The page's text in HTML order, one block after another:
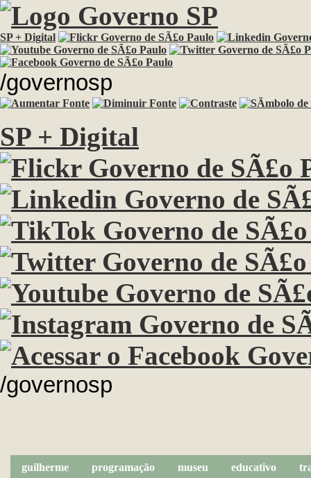
SP + Digital
/governosp
SP + Digital
/governosp
guilherme programação museu educativo